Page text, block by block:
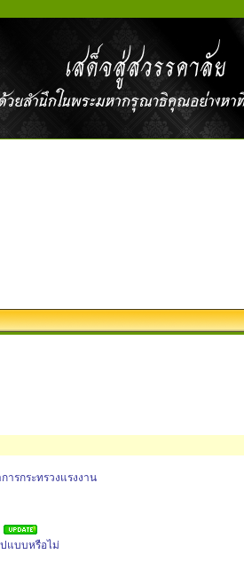
รกระทรวงแรงงาน
ปแบบหรือไม่